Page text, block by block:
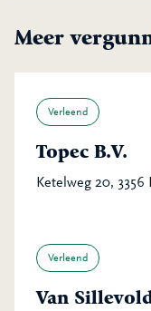
Meer
Verleend
Topec B.V.
Ketelweg 20,
Verleend
Van